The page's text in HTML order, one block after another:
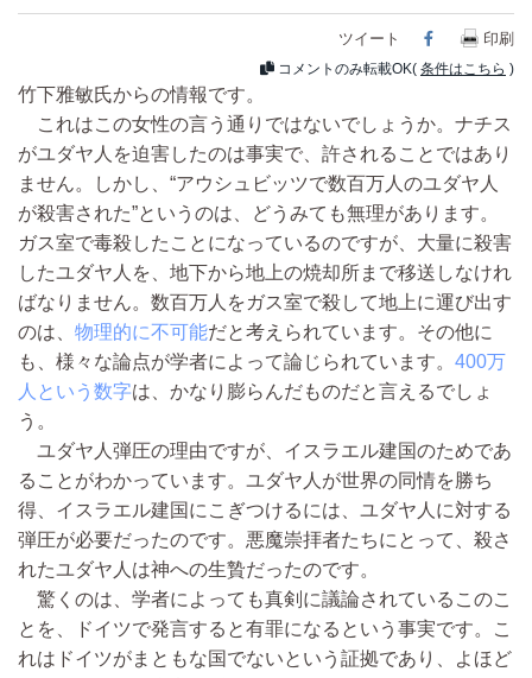
ツイート Facebook
印刷
コメントのみ転載OK( 条件はこちら )
竹下雅敏氏からの情報です。
これはこの女性の言う通りではないでしょうか。ナチス
がユダヤ人を迫害したのは事実で、許されることではあり
ません。しかし、“アウシュビッツで数百万人のユダヤ人
が殺害された”というのは、どうみても無理があります。
ガス室で毒殺したことになっているのですが、大量に殺害
したユダヤ人を、地下から地上の焼却所まで移送しなけれ
ばなりません。数百万人をガス室で殺して地上に運び出す
のは、 物理的に不可能だと考えられています。その他に
も、様々な論点が学者によって論じられています。 400万
人という数字は、かなり膨らんだものだと言えるでしょ
う。
ユダヤ人弾圧の理由ですが、イスラエル建国のためであ
ることがわかっています。ユダヤ人が世界の同情を勝ち
得、イスラエル建国にこぎつけるには、ユダヤ人に対する
弾圧が必要だったのです。悪魔崇拝者たちにとって、殺さ
れたユダヤ人は神への生贄だったのです。
驚くのは、学者によっても真剣に議論されているこのこ
とを、ドイツで発言すると有罪になるという事実です。こ
れはドイツがまともな国でないという証拠であり、よほど